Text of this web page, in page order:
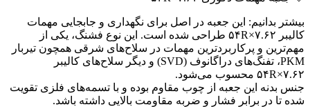
بیشتر بدانیم: این جعبه در اصل برای نگهداری و جابجایی مهمات
کالیبر ۷.۶۲×۵۴R طراحی شده است. این نوع فشنگ، یکی از
مهم‌ترین و پرکاربردترین مهمات در سلاح‌های شرقی همچون تیربار
PKM، تفنگ‌های دراگانوف (SVD) و دیگر سلاح‌های کالیبر
۷.۶۲×۵۴R محسوب می‌شود.
جنس بدنه این جعبه از چوب مقاوم بوده و با تسمه‌های فلزی تقویت
شده تا در برابر فشار و ضربه مقاومت بالایی داشته باشد.